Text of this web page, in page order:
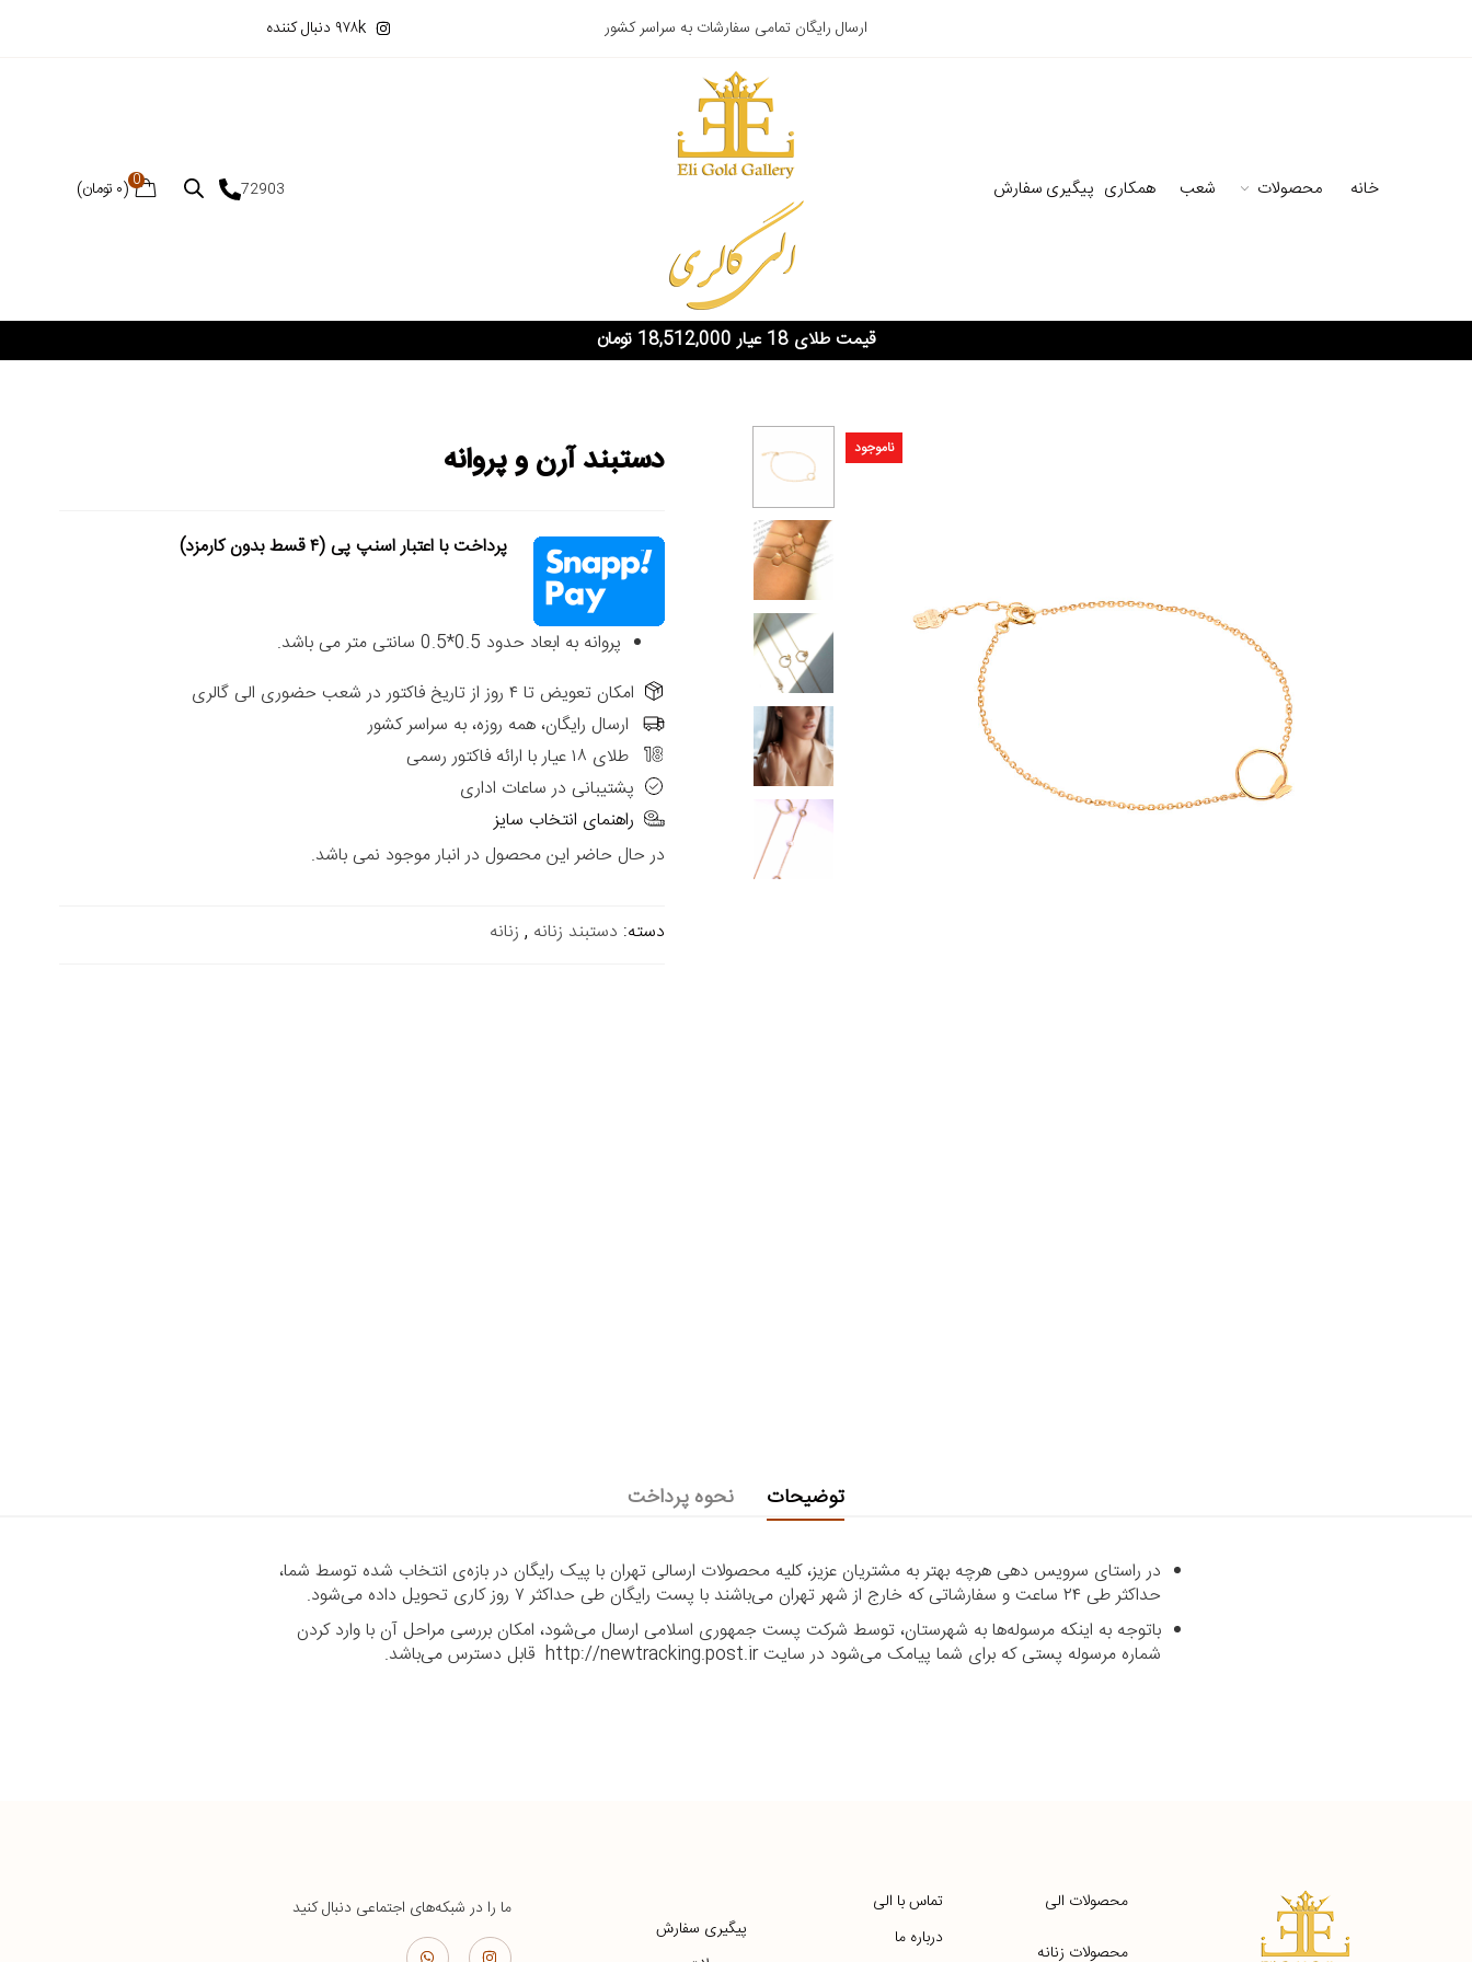
ارسال رایگان تمامی سفارشات به سراسر کشور ۹۷۸k دنبال کننده
خانه محصولات شعب همکاری پیگیری سفارش 72903
0
(۰ تومان)
قیمت طلای 18 عیار 18,512,000 تومان
ناموجود دستبند آرن و پروانه
پرداخت با اعتبار اسنپ پی (۴ قسط بدون کارمزد)
پروانه به ابعاد حدود 0.5*0.5 سانتی متر می باشد.
امکان تعویض تا ۴ روز از تاریخ فاکتور در شعب حضوری الی گالری
ارسال رایگان، همه روزه، به سراسر کشور
طلای ۱۸ عیار با ارائه فاکتور رسمی
پشتیبانی در ساعات اداری
راهنمای انتخاب سایز
در حال حاضر این محصول در انبار موجود نمی باشد.
دسته: دستبند زنانه , زنانه
توضیحات نحوه پرداخت
در راستای سرویس دهی هرچه بهتر به مشتریان عزیز، کلیه محصولات ارسالی تهران با پیک رایگان در بازه‌ی انتخاب شده توسط شما،
حداکثر طی ۲۴ ساعت و سفارشاتی که خارج از شهر تهران می‌باشند با پست رایگان طی حداکثر ۷ روز کاری تحویل داده می‌شود.
باتوجه به اینکه مرسوله‌ها به شهرستان، توسط شرکت پست جمهوری اسلامی ارسال می‌شود، امکان بررسی مراحل آن با وارد کردن
شماره مرسوله پستی که برای شما پیامک می‌شود در سایت http://newtracking.post.ir قابل دسترس می‌باشد.
محصولات الی
محصولات زنانه
تماس با الی
درباره ما
پیگیری سفارش
ما را در شبکه‌های اجتماعی دنبال کنید